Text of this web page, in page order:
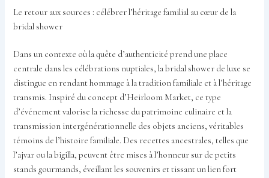
Le retour aux sources : célébrer l’héritage familial au cœur de la
bridal shower
Dans un contexte où la quête d’authenticité prend une place
centrale dans les célébrations nuptiales, la bridal shower de luxe se
distingue en rendant hommage à la tradition familiale et à l’héritage
transmis. Inspiré du concept d’Heirloom Market, ce type
d’événement valorise la richesse du patrimoine culinaire et la
transmission intergénérationnelle des objets anciens, véritables
témoins de l’histoire familiale. Des recettes ancestrales, telles que
l’ajvar ou la bigilla, peuvent être mises à l’honneur sur de petits
stands gourmands, éveillant les souvenirs et tissant un lien fort